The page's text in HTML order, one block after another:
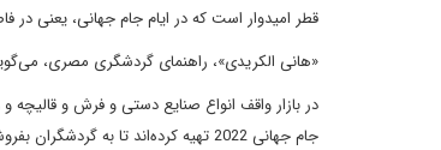
قطر امیدوار است که در ایام جام جهانی، یعنی در فاصله 20 نوامبر تا 18 دسامبر بیش از یک میلیون گردشگر به این کشور
«هانی الکریدی»، راهنمای گردشگری مصری،
در بازار واقف انواع صنایع دستی و فرش و
جام جهانی 2022 تهیه کرده‌اند تا به گردشگران بفروشند.